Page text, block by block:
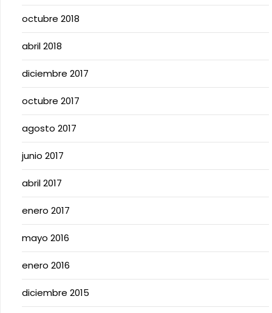
octubre 2018
abril 2018
diciembre 2017
octubre 2017
agosto 2017
junio 2017
abril 2017
enero 2017
mayo 2016
enero 2016
diciembre 2015